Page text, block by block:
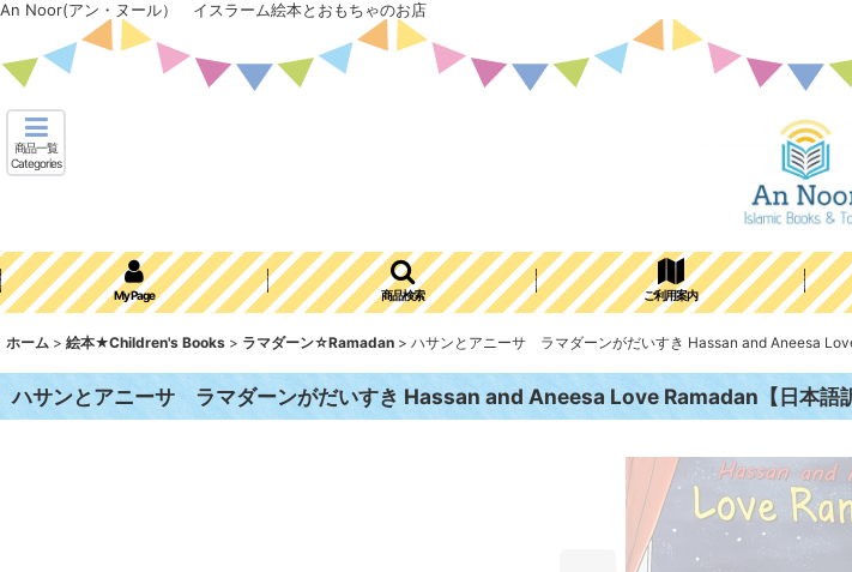
An Noor(アン・ヌール） イスラーム絵本とおもちゃのお店
商品一覧
Categories
My Page 商品検索 ご利用案内
ホーム > 絵本★Children's Books > ラマダーン☆Ramadan > ハサンとアニーサ ラマダーンがだいすき Hassan and Aneesa
ハサンとアニーサ ラマダーンがだいすき Hassan and Aneesa Love Ramadan【日本語